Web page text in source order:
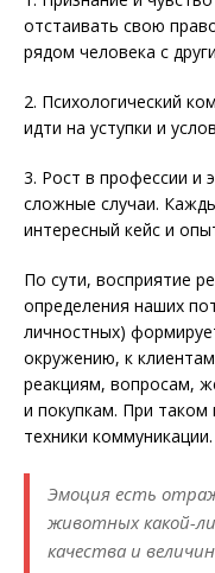
отстаивать свою
рядом человека с
2. Психологический
идти на уступки и
3. Рост в профессии и
сложные случаи.
интересный кейс и
По сути, восприятие
определения наших
личностных)
окружению, к
реакциям, вопросам,
и покупкам. При
техники коммуникации.
Эмоция есть
животных какой-
качества и